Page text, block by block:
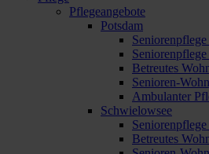
Pflegeangebote
Potsdam
Betreutes
Senioren-
Ambulanter
Schwielowsee
Betreutes